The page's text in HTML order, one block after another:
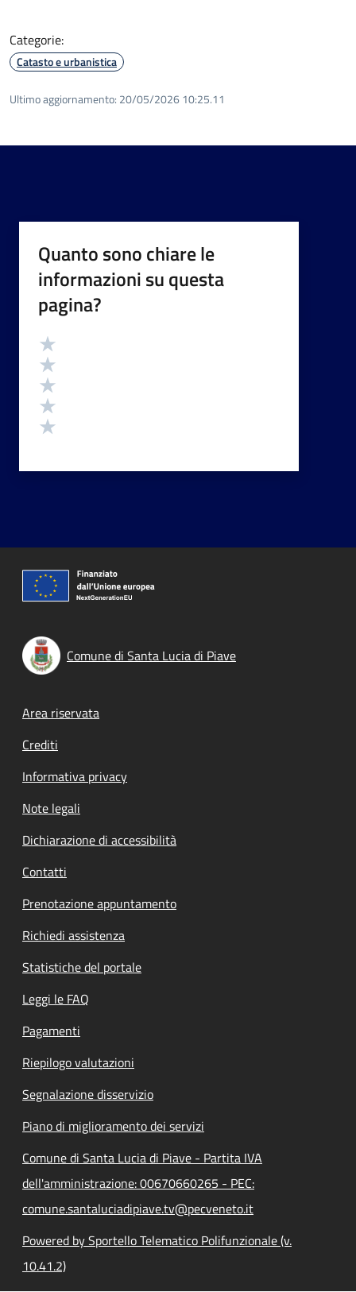
Categorie:
Catasto e urbanistica
Ultimo aggiornamento: 20/05/2026 10:25.11
Quanto sono chiare le
informazioni su questa
pagina?
Valutazione
Comune di Santa Lucia di Piave
Footer menu
Area riservata
Crediti
Informativa privacy
Note legali
Dichiarazione di accessibilità
Contatti
Prenotazione appuntamento
Richiedi assistenza
Statistiche del portale
Leggi le FAQ
Pagamenti
Riepilogo valutazioni
Segnalazione disservizio
Piano di miglioramento dei servizi
Comune di Santa Lucia di Piave - Partita IVA
dell'amministrazione: 00670660265 - PEC:
comune.santaluciadipiave.tv@pecveneto.it
Powered by Sportello Telematico Polifunzionale (v.
10.41.2)